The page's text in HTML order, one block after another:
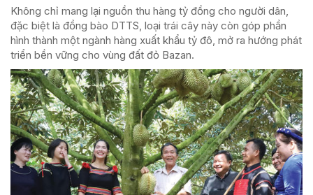
Không chỉ mang lại nguồn thu hàng tỷ đồng cho người dân,
đặc biệt là đồng bào DTTS, loại trái cây này còn góp phần
hình thành một ngành hàng xuất khẩu tỷ đô, mở ra hướng phát
triển bền vững cho vùng đất đỏ Bazan.